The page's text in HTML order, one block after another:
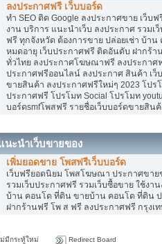
ลงประกาศฟรี เว็บบอร์ด
ทำ SEO ติด Google ลงประกาศขาย เว็
งาน บริการ แนะนำเว็บ ลงประกาศ รวมเ
ฟรี ทุกจังหวัด ต้องการขาย ปล่อยเช่า บ้า
หมดอายุ เว็บประกาศฟรี ติดอันดับ ฝากร้า
ทั่วไทย ลงประกาศโฆษณาฟรี ลงประกาศ
ประกาศฟรีออนไลน์ ลงประกาศ สินค้า เ
ขายสินค้า ลงประกาศฟรีใหม่ๆ 2023 โป
ประกาศฟรี โปรโมท Social โปรโมท
บอร์ดsmfโพสฟรี รายชื่อเว็บบอร์ดขายสิน
นะนำเว็บขายของ
เพิ่มยอดขาย โพสฟรีเว็บบอร์ด
เว็บฟรียอดนิยม โพสโฆษณา ประกาศขาย
รวมเว็บประกาศฟรี รวมเว็บซื้อขาย ใช้งา
บ้าน คอนโด ที่ดิน ขายบ้าน คอนโด ที่ดิน
ฝากร้านฟรี โพ ส ฟรี ลงประกาศฟรี กรุง
มีกระทู้ใหม่ Redirect Board